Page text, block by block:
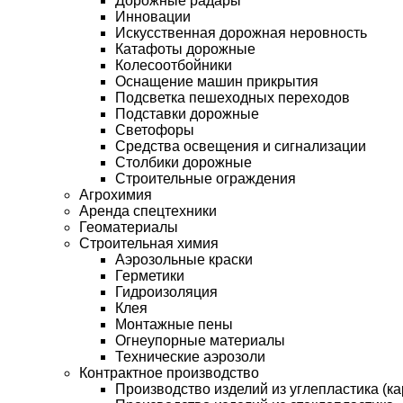
Инновации
Искусственная дорожная неровность
Катафоты дорожные
Колесоотбойники
Оснащение машин прикрытия
Подсветка пешеходных переходов
Подставки дорожные
Светофоры
Средства освещения и сигнализации
Столбики дорожные
Строительные ограждения
Агрохимия
Аренда спецтехники
Геоматериалы
Строительная химия
Аэрозольные краски
Герметики
Гидроизоляция
Клея
Монтажные пены
Огнеупорные материалы
Технические аэрозоли
Контрактное производство
Производство изделий из углепластика